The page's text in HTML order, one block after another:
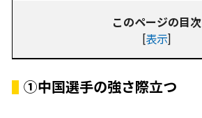
このページの目次
[表示]
①中国選手の強さ際立つ